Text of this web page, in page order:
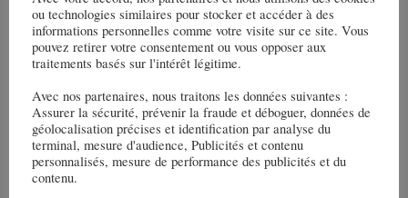
commercial de Basso Cambo et
le renouvellement urbain de
Reynerie Est, à Toulouse
Read More
Partenaires
ou technologies similaires pour stocker et accéder à des
informations personnelles comme votre visite sur ce site. Vous
pouvez retirer votre consentement ou vous opposer aux
traitements basés sur l'intérêt légitime.
Avec nos partenaires, nous traitons les données suivantes :
Assurer la sécurité, prévenir la fraude et déboguer, données de
géolocalisation précises et identification par analyse du
terminal, mesure d'audience, Publicités et contenu
personnalisés, mesure de performance des publicités et du
contenu.